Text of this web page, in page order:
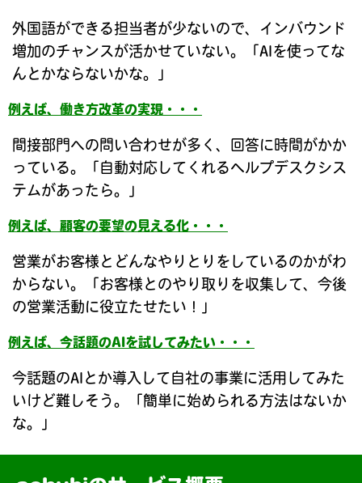
外国語ができる担当者が少ないので、インバウンド
増加のチャンスが活かせていない。「AIを使ってな
んとかならないかな。」
例えば、働き方改革の実現・・・
間接部門への問い合わせが多く、回答に時間がかか
っている。「自動対応してくれるヘルプデスクシス
テムがあったら。」
例えば、顧客の要望の見える化・・・
営業がお客様とどんなやりとりをしているのかがわ
からない。「お客様とのやり取りを収集して、今後
の営業活動に役立たせたい！」
例えば、今話題のAIを試してみたい・・・
今話題のAIとか導入して自社の事業に活用してみた
いけど難しそう。「簡単に始められる方法はないか
な。」